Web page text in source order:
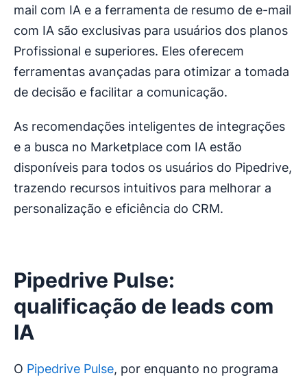
mail com IA e a ferramenta de resumo de e-mail
com IA são exclusivas para usuários dos planos
Profissional e superiores. Eles oferecem
ferramentas avançadas para otimizar a tomada
de decisão e facilitar a comunicação.
As recomendações inteligentes de integrações
e a busca no Marketplace com IA estão
disponíveis para todos os usuários do Pipedrive,
trazendo recursos intuitivos para melhorar a
personalização e eficiência do CRM.
Pipedrive Pulse:
qualificação de leads com
IA
O Pipedrive Pulse, por enquanto no programa